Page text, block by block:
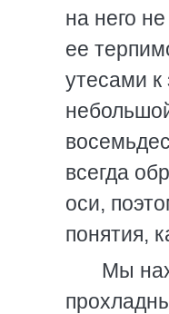
на него
ее
утесами к
всегда
оси,
понятия,
Мы